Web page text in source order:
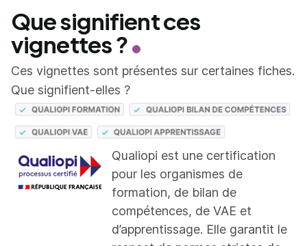
Que signifient ces
vignettes ?
Ces vignettes sont présentes sur certaines fiches.
Que signifient-elles ?
Qualiopi est une certification
pour les organismes de
formation, de bilan de
compétences, de VAE et
d’apprentissage. Elle garantit le